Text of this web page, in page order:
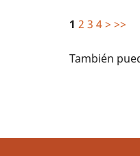
1 2 3 4> >>
También